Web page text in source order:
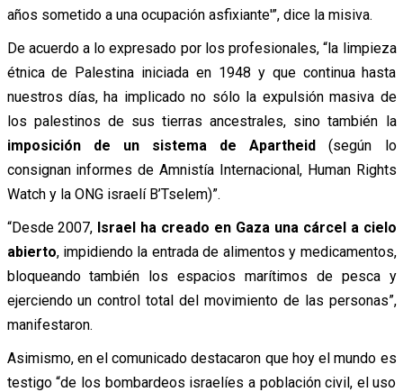
años sometido a una ocupación asfixiante'”, dice la misiva.
De acuerdo a lo expresado por los profesionales, “la limpieza
étnica de Palestina iniciada en 1948 y que continua hasta
nuestros días, ha implicado no sólo la expulsión masiva de
los palestinos de sus tierras ancestrales, sino también la
imposición de un sistema de Apartheid (según lo
consignan informes de Amnistía Internacional, Human Rights
Watch y la ONG israelí B’Tselem)”.
“Desde 2007, Israel ha creado en Gaza una cárcel a cielo
abierto, impidiendo la entrada de alimentos y medicamentos,
bloqueando también los espacios marítimos de pesca y
ejerciendo un control total del movimiento de las personas”,
manifestaron.
Asimismo, en el comunicado destacaron que hoy el mundo es
testigo “de los bombardeos israelíes a población civil, el uso